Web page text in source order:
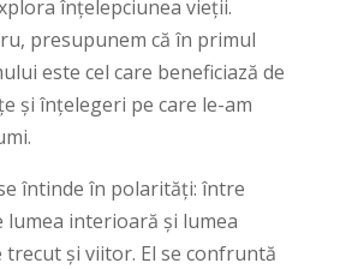
înțelepciunea vieții.
presupunem că în primul
este cel care beneficiază de
și înțelegeri pe care le-am
întinde în polarități: între
lumea interioară și lumea
și viitor. El se confruntă